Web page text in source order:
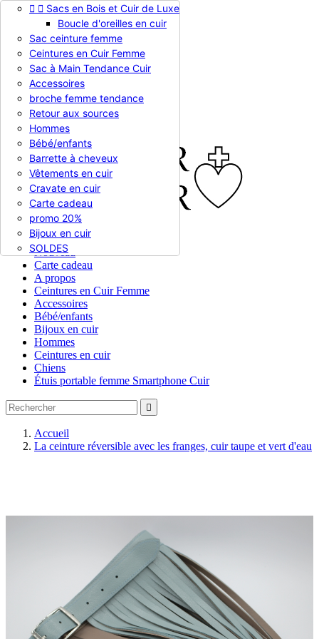
Appelez-nous :0786510612
EUR € 
EUR €
RUB RUB
Connexion
shopping_cart Panier (0)
  En stock
  Sacs en Bois et Cuir de Luxe
Boucle d'oreilles en cuir
Sac ceinture femme
Ceintures en Cuir Femme
Sac à Main Tendance Cuir
Accessoires
broche femme tendance
Retour aux sources
Hommes
Bébé/enfants
Barrette à cheveux
Vêtements en cuir
Cravate en cuir
Carte cadeau
promo 20%
Bijoux en cuir
SOLDES
Nouveau
Carte cadeau
A propos
Ceintures en Cuir Femme
Accessoires
Bébé/enfants
Bijoux en cuir
Hommes
Ceintures en cuir
Chiens
Étuis portable femme Smartphone Cuir

Accueil
La ceinture réversible avec les franges, cuir taupe et vert d'eau